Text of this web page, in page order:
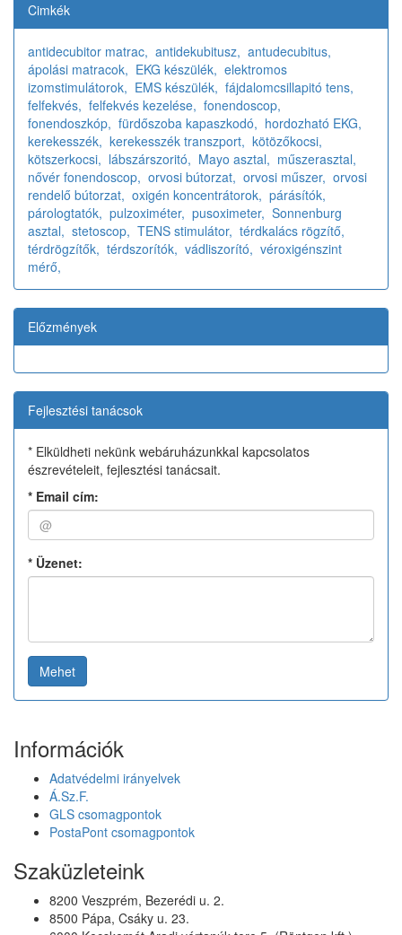
Cimkék
antidecubitor matrac, antidekubitusz, antudecubitus,
ápolási matracok, EKG készülék, elektromos
izomstimulátorok, EMS készülék, fájdalomcsillapitó tens,
felfekvés, felfekvés kezelése, fonendoscop,
fonendoszkóp, fürdőszoba kapaszkodó, hordozható EKG,
kerekesszék, kerekesszék transzport, kötözőkocsi,
kötszerkocsi, lábszárszoritó, Mayo asztal, műszerasztal,
nővér fonendoscop, orvosi bútorzat, orvosi műszer, orvosi
rendelő bútorzat, oxigén koncentrátorok, párásítók,
párologtatók, pulzoximéter, pusoximeter, Sonnenburg
asztal, stetoscop, TENS stimulátor, térdkalács rögzítő,
térdrögzítők, térdszorítók, vádliszorító, véroxigénszint
mérő,
Előzmények
Fejlesztési tanácsok
* Elküldheti nekünk webáruházunkkal kapcsolatos
észrevételeit, fejlesztési tanácsait.
* Email cím:
* Üzenet:
Mehet
Információk
Adatvédelmi irányelvek
Á.Sz.F.
GLS csomagpontok
PostaPont csomagpontok
Szaküzleteink
8200 Veszprém, Bezerédi u. 2.
8500 Pápa, Csáky u. 23.